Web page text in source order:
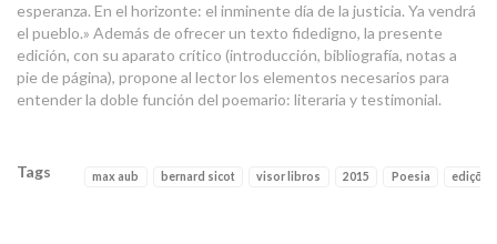
esperanza. En el horizonte: el inminente día de la justicia. Ya vendrá
el pueblo.» Además de ofrecer un texto fidedigno, la presente
edición, con su aparato crítico (introducción, bibliografía, notas a
pie de página), propone al lector los elementos necesarios para
entender la doble función del poemario: literaria y testimonial.
Tags max aub bernard sicot visor libros 2015 Poesia